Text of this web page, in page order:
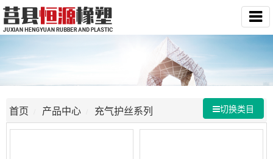
首页 产品中心 充气护丝系列 切换类目